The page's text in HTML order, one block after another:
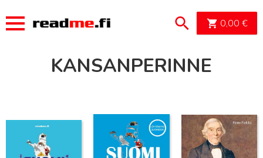
0,00 €
KANSANPERINNE
Lue lisää Lue lisää Lue lisää